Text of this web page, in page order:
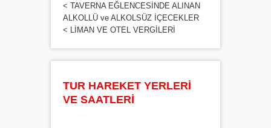
< TAVERNA EĞLENCESİNDE ALINAN
ALKOLLÜ ve ALKOLSÜZ İÇECEKLER
< LİMAN VE OTEL VERGİLERİ
TUR HAREKET YERLERİ
VE SAATLERİ